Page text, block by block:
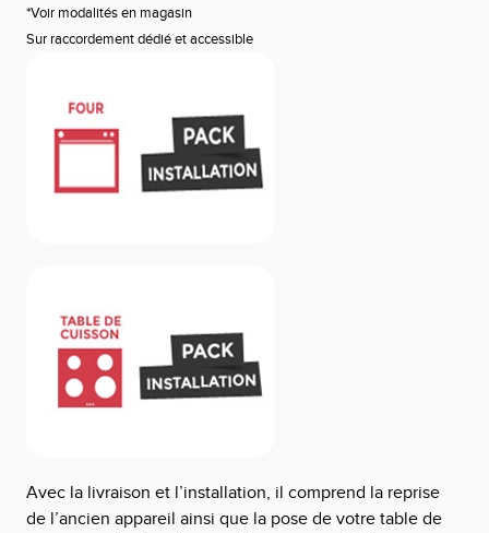
*Voir modalités en magasin
Sur raccordement dédié et accessible
Avec la livraison et l’installation, il comprend la reprise
de l’ancien appareil ainsi que la pose de votre table de